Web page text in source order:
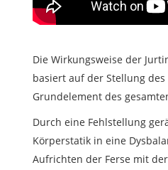
Die Wirkungsweise der
basiert auf der Stellung des
Grundelement des
Durch eine Fehlstellung
Körperstatik in eine
Aufrichten der Ferse mit